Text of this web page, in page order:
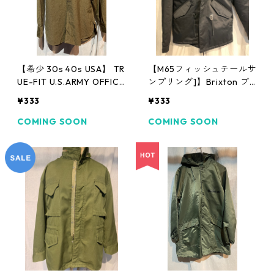
【希少 30s 40s USA】 TR
UE-FIT U.S.ARMY OFFICE
ギャバジン ウールシャツ
¥333
COMING SOON
【M65フィッシュテールサ
ンプリング]】Brixton ブ
ト ミリタリージャケット
¥333
COMING SOON